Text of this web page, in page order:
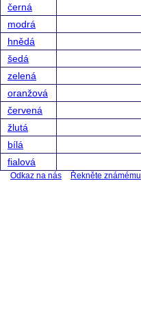
černá
modrá
hnědá
šedá
zelená
oranžová
červená
žlutá
bílá
fialová
Odkaz na nás Řekněte známému